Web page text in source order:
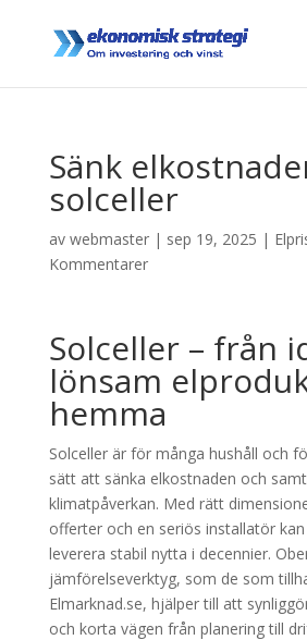
Sänk
solceller
av webmaster| sep 19, 2025 |
Kommentarer
Solceller – från
lönsam
hemma
Solceller är för många hushåll och
sätt att sänka elkostnaden och
klimatpåverkan. Med rätt
offerter och en seriös installatör
leverera stabil nytta i decennier.
jämförelseverktyg, som de som
Elmarknad.se, hjälper till att
och korta vägen från planering till